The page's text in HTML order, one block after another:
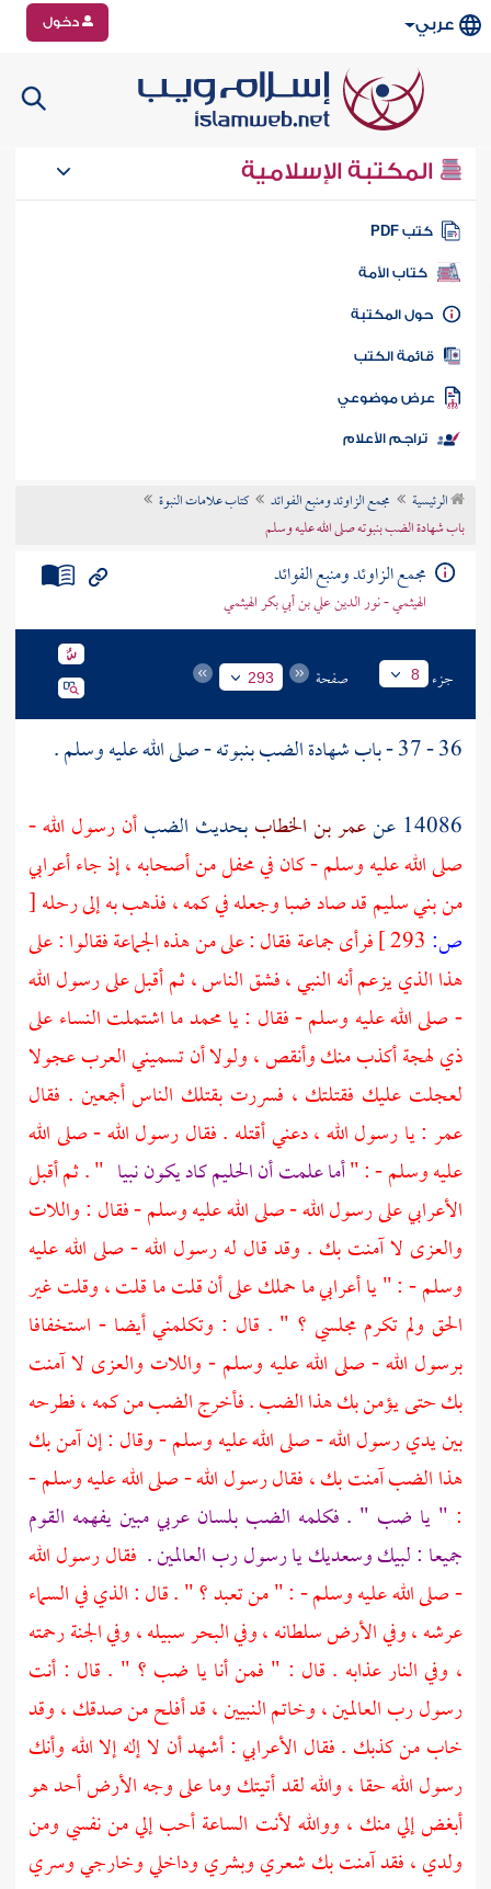
عربي دخول
المكتبة الإسلامية
كتب PDF
كتاب الأمة
المكتبة
الكتب
موضوعي
تراجم الأعلام
الرئيسية مجمع الزاوئد ومنبع الفوائد
كتاب علامات النبوة
باب شهادة الضب بنبوته صلى الله عليه وسلم
مجمع الزاوئد ومنبع الفوائد
الهيثمي - نور الدين علي بن أبي بكر الهيثمي
جزء 8 صفحة 293
36 - 37 - باب شهادة الضب بنبوته - صلى الله عليه وسلم .
14086 عن
عمر بن الخطاببحديث الضبأن رسول الله -
صلى الله عليه وسلم - كان في محفل من أصحابه ، إذ جاء أعرابي
منبني سليمقد صاد ضبا وجعله في كمه ، فذهب به إلى رحله[
ص:
فرأى جماعة فقال : على من هذه الجماعة فقالوا : على
هذا الذي يزعم أنه النبي ، فشق الناس ، ثم أقبل على رسول الله
- صلى الله عليه وسلم - فقال : يامحمدما اشتملت النساء على
ذي لهجة أكذب منك وأنقص ، ولولا أن تسميني العرب عجولا
لعجلت عليك فقتلتك ، فسررت بقتلك الناس أجمعين . فقال
عمر : يا رسول الله ، دعني أقتله . فقال رسول الله - صلى الله
عليه وسلم - : "أما علمت أن الحليم كاد يكون نبيا " . ثم أقبل
الأعرابي على رسول الله - صلى الله عليه وسلم - فقال : واللات
والعزى لا آمنت بك . وقد قال له رسول الله - صلى الله عليه
وسلم - : " يا أعرابي ما حملك على أن قلت ما قلت ، وقلت غير
الحق ولم تكرم مجلسي ؟ " . قال : وتكلمني أيضا - استخفافا
برسول الله - صلى الله عليه وسلم - واللات والعزى لا آمنت
بك حتى يؤمن بك هذا الضب . فأخرج الضب من كمه ، فطرحه
بين يدي رسول الله - صلى الله عليه وسلم - وقال : إن آمن بك
هذا الضب آمنت بك ، فقال رسول الله - صلى الله عليه وسلم -
: " يا ضب " . فكلمه الضب بلسان عربي مبين يفهمه القوم
جميعا : لبيك وسعديك يا رسول رب العالمين . فقال رسول الله
- صلى الله عليه وسلم - : " من تعبد ؟ " . قال : الذي في السماء
عرشه ، وفي الأرض سلطانه ، وفي البحر سبيله ، وفي الجنة رحمته
، وفي النار عذابه . قال : " فمن أنا يا ضب ؟ " . قال : أنت
رسول رب العالمين ، وخاتم النبيين ، قد أفلح من صدقك ، وقد
خاب من كذبك . فقال الأعرابي : أشهد أن لا إله إلا الله وأنك
رسول الله حقا ، والله لقد أتيتك وما على وجه الأرض أحد هو
أبغض إلي منك ، ووالله لأنت الساعة أحب إلي من نفسي ومن
ولدي ، فقد آمنت بك شعري وبشري وداخلي وخارجي وسري